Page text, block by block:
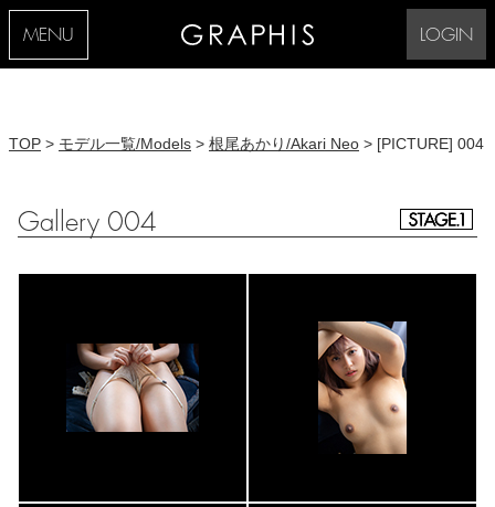
MENU LOGIN
TOP > モデル一覧/Models > 根尾あかり/Akari Neo > [PICTURE] 004
Gallery 004